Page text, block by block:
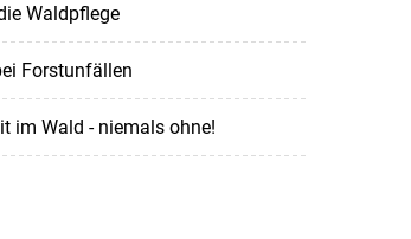
Waldpflege
Forstunfällen
im Wald - niemals ohne!